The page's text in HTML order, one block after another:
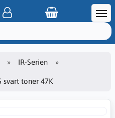
IR-Serien
svart toner 47K